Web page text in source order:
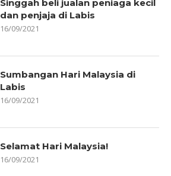
Singgah beli jualan peniaga kecil
dan penjaja di Labis
16/09/2021
Sumbangan Hari Malaysia di
Labis
16/09/2021
Selamat Hari Malaysia!
16/09/2021